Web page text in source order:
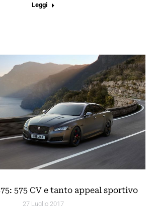
Leggi
575 CV e tanto appeal sportivo
27 Luglio 2017